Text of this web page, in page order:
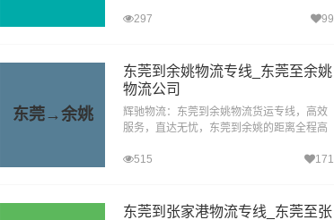
全封闭厢式车、平板挂车等4.2米至17.5米多
297 99
东莞→余姚
东莞到余姚物流专线_东莞至余姚
物流公司
辉驰物流：东莞到余姚物流货运专线，高效
服务，直达无忧，东莞到余姚的距离全程高
特殊情况下大约耗时14.4小时到达目的地。
515 171
东莞到张家港物流专线_东莞至张